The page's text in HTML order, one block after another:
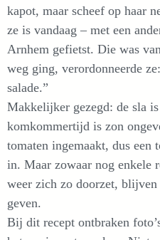
kapot, maar scheef op haar
ze is vandaag – met een
Arnhem gefietst. Die was
weg ging, verordonneerde
salade.”
Makkelijker gezegd: de sla
komkommertijd is zon
tomaten ingemaakt, dus een
in. Maar zowaar nog enkele
weer zich zo doorzet,
geven.
Bij dit recept ontbraken